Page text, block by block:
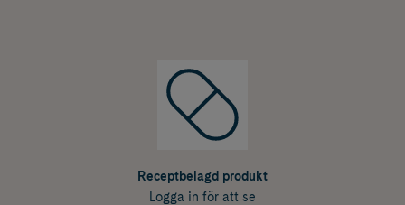
Receptbelagd produkt
Logga in för att se